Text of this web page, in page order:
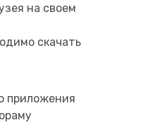
на своем
скачать
приложения